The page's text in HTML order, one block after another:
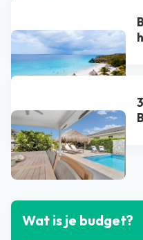
Bekijk alle blogs
Wat is je budget?